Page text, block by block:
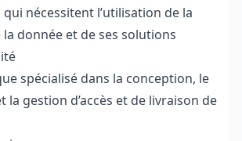
nécessitent l’utilisation de la
donnée et de ses solutions
spécialisé dans la conception, le
la gestion d’accès et de livraison de